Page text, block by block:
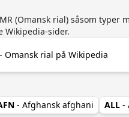
(Omansk rial) såsom typer
sider.
Omansk rial på Wikipedia
- Afghansk afghani ALL -